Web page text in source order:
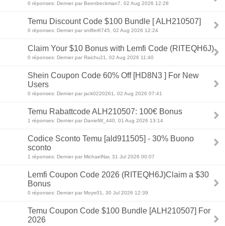
0 réponses: Dernier par Beenbeckman7, 02 Aug 2026 12:28
Temu Discount Code $100 Bundle [ ALH210507]
0 réponses: Dernier par sniffer8745, 02 Aug 2026 12:24
Claim Your $10 Bonus with Lemfi Code (RITEQH6J)
0 réponses: Dernier par Raichu21, 02 Aug 2026 11:40
Shein Coupon Code 60% Off [HD8N3 ] For New
Users
0 réponses: Dernier par jack0220261, 02 Aug 2026 07:41
Temu Rabattcode ALH210507: 100€ Bonus
1 réponses: Dernier par DanielW_440, 01 Aug 2026 13:14
Codice Sconto Temu [ald911505] - 30% Buono
sconto
1 réponses: Dernier par MichaelNar, 31 Jul 2026 00:07
Lemfi Coupon Code 2026 (RITEQH6J)Claim a $30
Bonus
0 réponses: Dernier par Moye01, 30 Jul 2026 12:39
Temu Coupon Code $100 Bundle [ALH210507] For
2026